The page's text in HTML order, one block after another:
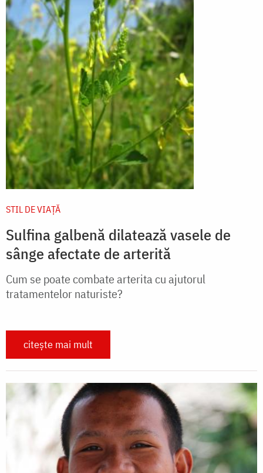
STIL DE VIAŢĂ
Sulfina galbenă dilatează vasele de
sânge afectate de arterită
Cum se poate combate arterita cu ajutorul
tratamentelor naturiste?
citește mai mult